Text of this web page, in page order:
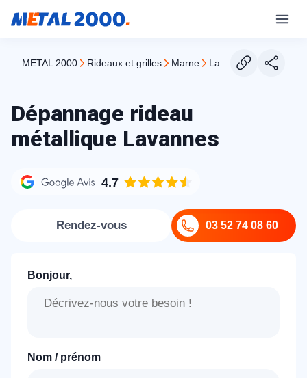
METAL 2000 rideaux et grilles marne lavannes
Dépannage rideau
métallique Lavannes
4.7
03 52 74 08 60
Rendez-vous
Bonjour,
Nom / prénom